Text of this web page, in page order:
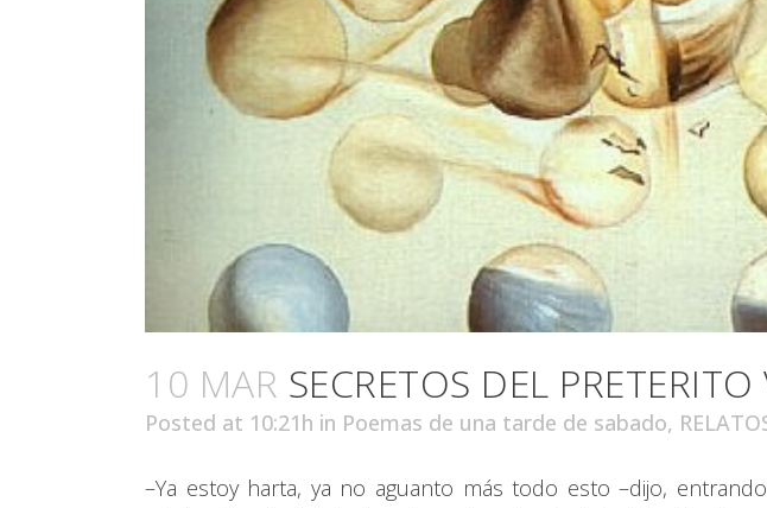
10 MAR SECRETOS DEL PRETERITO
Posted at 10:21h in Poemas de una tarde de sabado,
–Ya estoy harta, ya no aguanto más todo esto –dijo,